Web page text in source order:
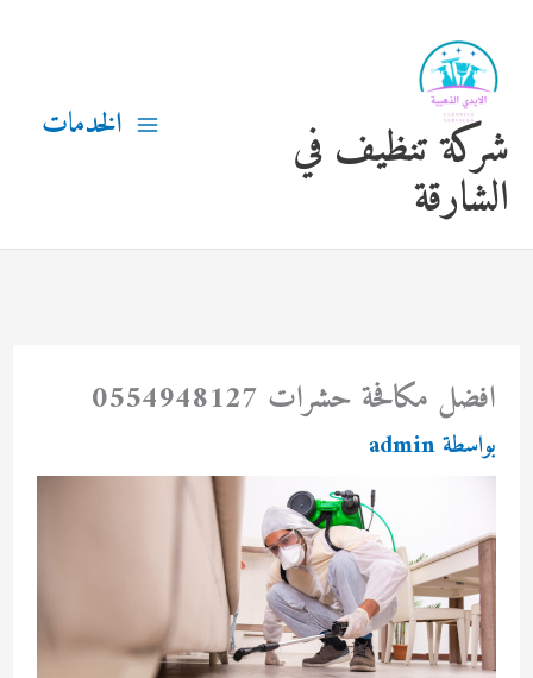
المحتوى
شركة تنظيف في
الشارقة
الخدمات
افضل مكافحة حشرات 0554948127
بواسطةadmin